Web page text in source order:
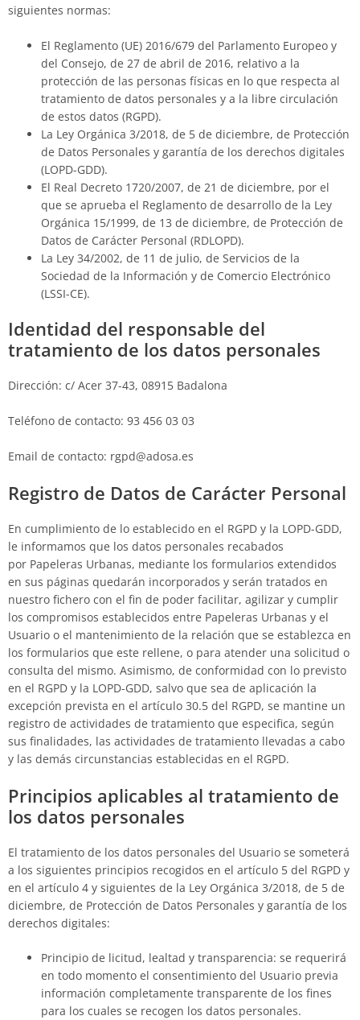
siguientes normas:
El Reglamento (UE) 2016/679 del Parlamento Europeo y
del Consejo, de 27 de abril de 2016, relativo a la
protección de las personas físicas en lo que respecta al
tratamiento de datos personales y a la libre circulación
de estos datos (RGPD).
La Ley Orgánica 3/2018, de 5 de diciembre, de Protección
de Datos Personales y garantía de los derechos digitales
(LOPD-GDD).
El Real Decreto 1720/2007, de 21 de diciembre, por el
que se aprueba el Reglamento de desarrollo de la Ley
Orgánica 15/1999, de 13 de diciembre, de Protección de
Datos de Carácter Personal (RDLOPD).
La Ley 34/2002, de 11 de julio, de Servicios de la
Sociedad de la Información y de Comercio Electrónico
(LSSI-CE).
Identidad del responsable del
tratamiento de los datos personales
Dirección: c/ Acer 37-43, 08915 Badalona
Teléfono de contacto: 93 456 03 03
Email de contacto: rgpd@adosa.es
Registro de Datos de Carácter Personal
En cumplimiento de lo establecido en el RGPD y la LOPD-GDD,
le informamos que los datos personales recabados
por Papeleras Urbanas, mediante los formularios extendidos
en sus páginas quedarán incorporados y serán tratados en
nuestro fichero con el fin de poder facilitar, agilizar y cumplir
los compromisos establecidos entre Papeleras Urbanas y el
Usuario o el mantenimiento de la relación que se establezca en
los formularios que este rellene, o para atender una solicitud o
consulta del mismo. Asimismo, de conformidad con lo previsto
en el RGPD y la LOPD-GDD, salvo que sea de aplicación la
excepción prevista en el artículo 30.5 del RGPD, se mantine un
registro de actividades de tratamiento que especifica, según
sus finalidades, las actividades de tratamiento llevadas a cabo
y las demás circunstancias establecidas en el RGPD.
Principios aplicables al tratamiento de
los datos personales
El tratamiento de los datos personales del Usuario se someterá
a los siguientes principios recogidos en el artículo 5 del RGPD y
en el artículo 4 y siguientes de la Ley Orgánica 3/2018, de 5 de
diciembre, de Protección de Datos Personales y garantía de los
derechos digitales:
Principio de licitud, lealtad y transparencia: se requerirá
en todo momento el consentimiento del Usuario previa
información completamente transparente de los fines
para los cuales se recogen los datos personales.